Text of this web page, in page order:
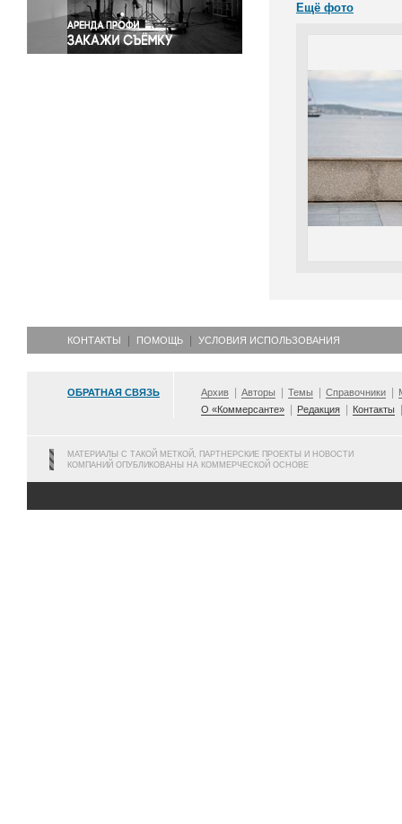
Экономика и бизнес
Ещё фото
КОНТАКТЫ ПОМОЩЬ УСЛОВИЯ ИСПОЛЬЗОВАНИЯ
ОБРАТНАЯ СВЯЗЬ Архив Авторы Темы Справочники
О «Коммерсанте»
Редакция Контакты
МАТЕРИАЛЫ С ТАКОЙ МЕТКОЙ, ПАРТНЕРСКИЕ ПРОЕКТЫ И НОВОСТИ
КОМПАНИЙ ОПУБЛИКОВАНЫ НА КОММЕРЧЕСКОЙ ОСНОВЕ